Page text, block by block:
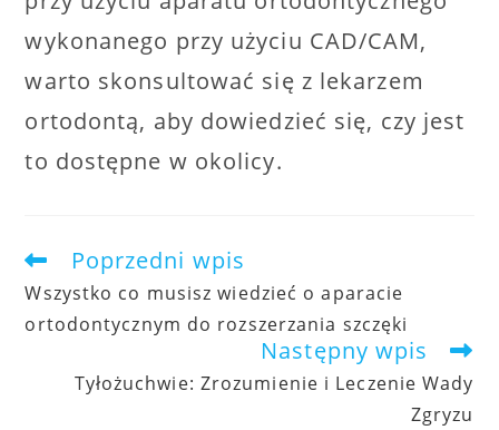
wykonanego przy użyciu CAD/CAM,
warto skonsultować się z lekarzem
ortodontą, aby dowiedzieć się, czy jest
to dostępne w okolicy.
artykułyPoprzedni wpis
Wszystko co musisz wiedzieć o aparacie
ortodontycznym do rozszerzania szczęki
Następny wpis
Tyłożuchwie: Zrozumienie i Leczenie Wady
Zgryzu